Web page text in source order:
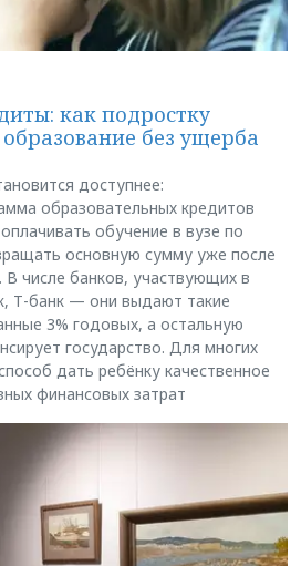
как подростку
без ущерба
доступнее:
образовательных кредитов
обучение в вузе по
основную сумму уже после
числе банков, участвующих в
Т-банк — они выдают такие
3% годовых, а остальную
государство. Для многих
дать ребёнку качественное
финансовых затрат